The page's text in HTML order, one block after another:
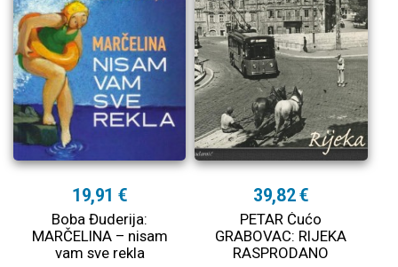
19,91 €
Boba Đuderija:
MARČELINA – nisam
vam sve rekla
39,82 €
PETAR Ćućo
GRABOVAC: RIJEKA
RASPRODANO